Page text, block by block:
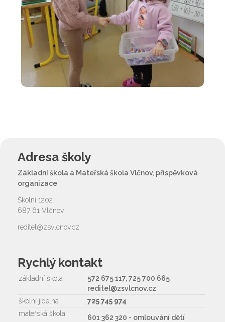
Adresa školy
Základní škola a Mateřská škola Vlčnov, příspěvková
organizace
Školní 1202
687 61 Vlčnov
reditel@zsvlcnov.cz
Rychlý kontakt
základní škola
572 675 117, 725 700 665
reditel@zsvlcnov.cz
školní jídelna
725 745 974
mateřská škola
601 362 320 - omlouvání dětí